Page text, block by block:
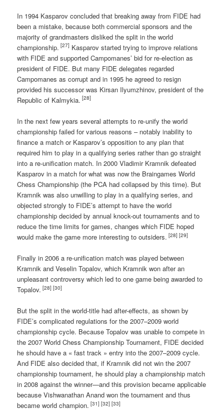
In 1994 Kasparov concluded that breaking away from FIDE had
been a mistake, because both commercial sponsors and the
majority of grandmasters disliked the split in the world
championship. [27] Kasparov started trying to improve relations
with FIDE and supported Campomanes’ bid for re-election as
president of FIDE. But many FIDE delegates regarded
Campomanes as corrupt and in 1995 he agreed to resign
provided his successor was Kirsan Ilyumzhinov, president of the
Republic of Kalmykia. [28]
In the next few years several attempts to re-unify the world
championship failed for various reasons – notably inability to
finance a match or Kasparov’s opposition to any plan that
required him to play in a qualifying series rather than go straight
into a re-unification match. In 2000 Vladimir Kramnik defeated
Kasparov in a match for what was now the Braingames World
Chess Championship (the PCA had collapsed by this time). But
Kramnik was also unwilling to play in a qualifying series, and
objected strongly to FIDE’s attempt to have the world
championship decided by annual knock-out tournaments and to
reduce the time limits for games, changes which FIDE hoped
would make the game more interesting to outsiders. [28] [29]
Finally in 2006 a re-unification match was played between
Kramnik and Veselin Topalov, which Kramnik won after an
unpleasant controversy which led to one game being awarded to
Topalov. [28] [30]
But the split in the world-title had after-effects, as shown by
FIDE’s complicated regulations for the 2007–2009 world
championship cycle. Because Topalov was unable to compete in
the 2007 World Chess Championship Tournament, FIDE decided
he should have a « fast track » entry into the 2007–2009 cycle.
And FIDE also decided that, if Kramnik did not win the 2007
championship tournament, he should play a championship match
in 2008 against the winner—and this provision became applicable
because Vishwanathan Anand won the tournament and thus
became world champion. [31] [32] [33]